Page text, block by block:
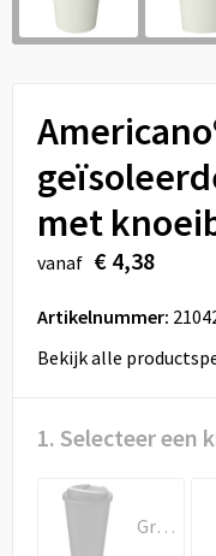
Sport
Vrije tijd en Strand
Feestartikelen
Aanstekers
Reistassen
Schoenentassen
Schoudertassen
Sporttassen
Tablettassen
Toilettassen
Autotassen
Reistassensets
Draagtassen
met
vanaf € 4,38
Artikelnummer:
Bekijk alle
1. Selecteer een
Graniet